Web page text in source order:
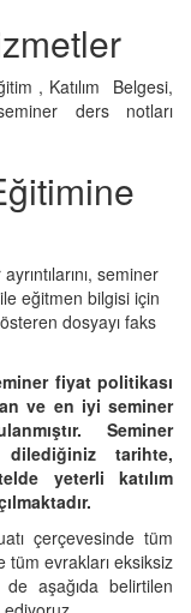
, Katılım Belgesi,
ders notları
seminer
eğitmen bilgisi için
dosyayı faks
fiyat politikası
ve en iyi seminer
Seminer
dilediğiniz tarihte,
yeterli katılım
çerçevesinde tüm
evrakları eksiksiz
aşağıda belirtilen